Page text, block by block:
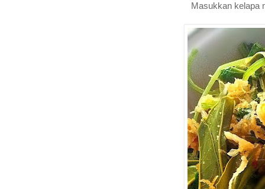
Masukkan kelapa